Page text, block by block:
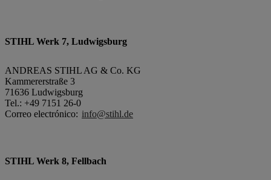
STIHL Werk 7, Ludwigsburg
ANDREAS STIHL AG & Co. KG
Kammererstraße 3
71636 Ludwigsburg
Tel.: +49 7151 26-0
Correo electrónico: info@stihl.de
STIHL Werk 8, Fellbach